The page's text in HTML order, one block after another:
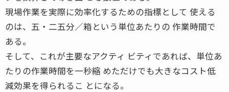
現場作業を実際に効率化するための指標として 使える
のは、五・二五分／箱という単位あたりの 作業時間で
ある。
そして、これが主要なアクティ ビティであれば、単位あ
たりの作業時間を一秒縮 めただけでも大きなコスト低
減効果を得られるこ とになる。